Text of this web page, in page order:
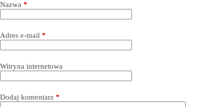
Nazwa *
Adres e-mail *
Witryna internetowa
Dodaj komentarz *